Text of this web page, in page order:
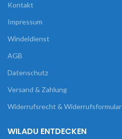
Kontakt
Impressum
Windeldienst
AGB
Datenschutz
Versand & Zahlung
Widerrufsrecht & Widerrufsformular
WILADU ENTDECKEN